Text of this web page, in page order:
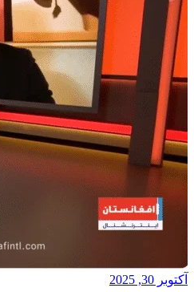
آکتوبر 30, 2025